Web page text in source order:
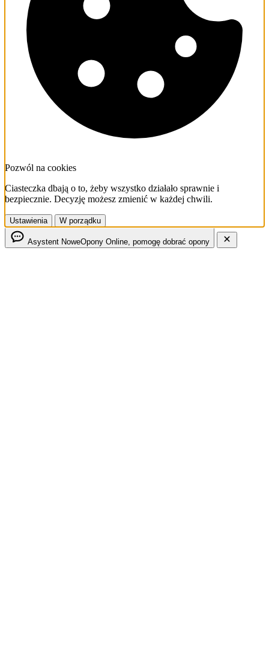
Pozwól na cookies
Ciasteczka dbają o to, żeby wszystko działało sprawnie i
bezpiecznie. Decyzję możesz zmienić w każdej chwili.
Ustawienia W porządku
Asystent NoweOpony Online, pomogę dobrać opony